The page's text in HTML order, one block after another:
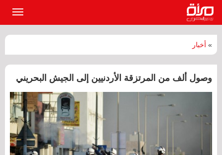
» أخبار
وصول ألف من المرتزقة الأردنيين إلى الجيش البحريني